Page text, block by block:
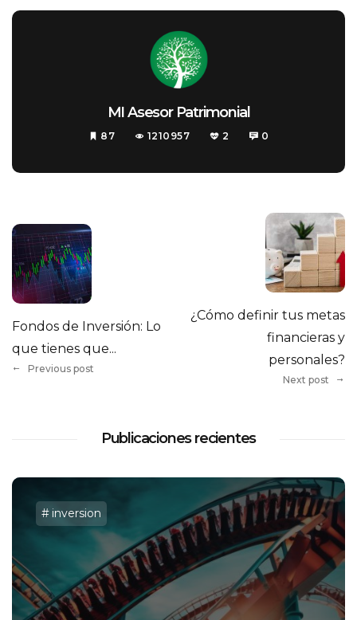
MI Asesor Patrimonial
87 1210957 2 0
Fondos de Inversión: Lo
que tienes que...
Previous post
¿Cómo definir tus metas
financieras y
personales?
Next post
Publicaciones recientes
inversion